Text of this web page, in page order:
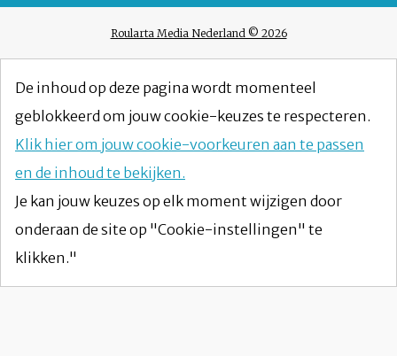
Roularta Media Nederland © 2026
De inhoud op deze pagina wordt momenteel
geblokkeerd om jouw cookie-keuzes te respecteren.
Klik hier om jouw cookie-voorkeuren aan te passen
en de inhoud te bekijken.
Je kan jouw keuzes op elk moment wijzigen door
onderaan de site op "Cookie-instellingen" te
klikken."